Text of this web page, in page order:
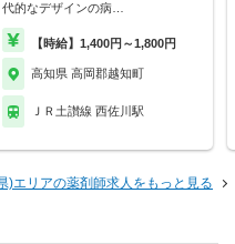
代的なデザインの病…
【時給】1,400円～1,800円
高知県 高岡郡越知町
ＪＲ土讃線 西佐川駅
)エリアの薬剤師求人をもっと見る